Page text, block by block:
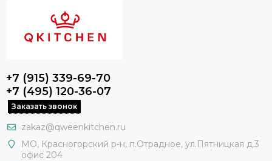
+7 (915) 339-69-70
+7 (495) 120-36-07
Заказать звонок
zakaz@qweenkitchen.ru
МО, Красногорский р-н, п.Отрадное, ул.Пятницкая д.3
офис 204